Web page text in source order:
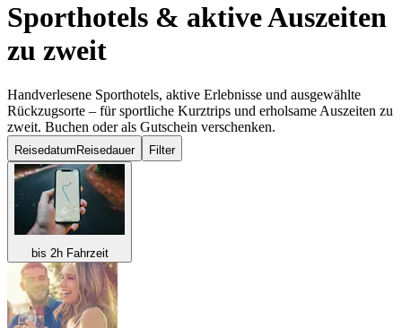
Sporthotels & aktive Auszeiten
zu zweit
Handverlesene Sporthotels, aktive Erlebnisse und ausgewählte
Rückzugsorte – für sportliche Kurztrips und erholsame Auszeiten zu
zweit. Buchen oder als Gutschein verschenken.
Reisedatum Reisedauer Filter
bis 2h Fahrzeit